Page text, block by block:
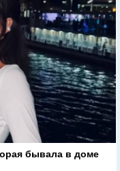
бывала в доме